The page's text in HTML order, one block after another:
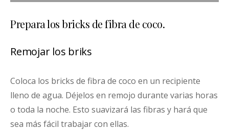
Prepara los bricks de fibra de coco.
Remojar los briks
Coloca los bricks de fibra de coco en un recipiente
lleno de agua. Déjelos en remojo durante varias horas
o toda la noche. Esto suavizará las fibras y hará que
sea más fácil trabajar con ellas.